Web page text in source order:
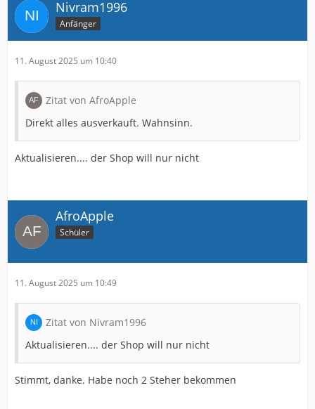
Nivram1996
Anfänger
11. August 2025 um 10:40
Zitat von AfroApple
Direkt alles ausverkauft. Wahnsinn.
Aktualisieren.... der Shop will nur nicht
AfroApple
Schüler
11. August 2025 um 10:49
Zitat von Nivram1996
Aktualisieren.... der Shop will nur nicht
Stimmt, danke. Habe noch 2 Steher bekommen